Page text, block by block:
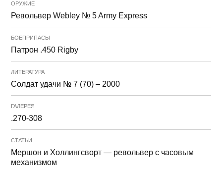
ОРУЖИЕ
Револьвер Webley № 5 Army Express
БОЕПРИПАСЫ
Патрон .450 Rigby
ЛИТЕРАТУРА
Солдат удачи № 7 (70) – 2000
ГАЛЕРЕЯ
.270-308
СТАТЬИ
Мершон и Холлингсворт — револьвер с часовым
механизмом